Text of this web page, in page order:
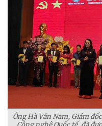
Ông Hà Văn Nam, Giám